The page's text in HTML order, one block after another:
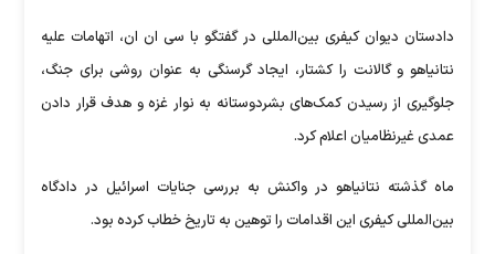
دادستان دیوان کیفری بین‌المللی در گفتگو با سی ان ان، اتهامات علیه
نتانیاهو و گالانت را کشتار، ایجاد گرسنگی به عنوان روشی برای جنگ،
جلوگیری از رسیدن کمک‌های بشردوستانه به نوار غزه و هدف قرار دادن
عمدی غیرنظامیان اعلام کرد.
ماه گذشته نتانیاهو در واکنش به بررسی جنایات اسرائیل در دادگاه
بین‌المللی کیفری این اقدامات را توهین به تاریخ خطاب کرده بود.